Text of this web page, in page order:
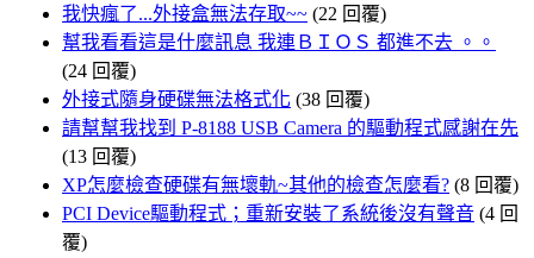
我快瘋了...外接盒無法存取~~ (22 回覆)
幫我看看這是什麼訊息 我連ＢＩＯＳ 都進不去 。。
(24 回覆)
外接式隨身硬碟無法格式化 (38 回覆)
請幫幫我找到 P-8188 USB Camera 的驅動程式感謝在先
(13 回覆)
XP怎麼檢查硬碟有無壞軌~其他的檢查怎麼看? (8 回覆)
PCI Device驅動程式；重新安裝了系統後沒有聲音 (4 回
覆)